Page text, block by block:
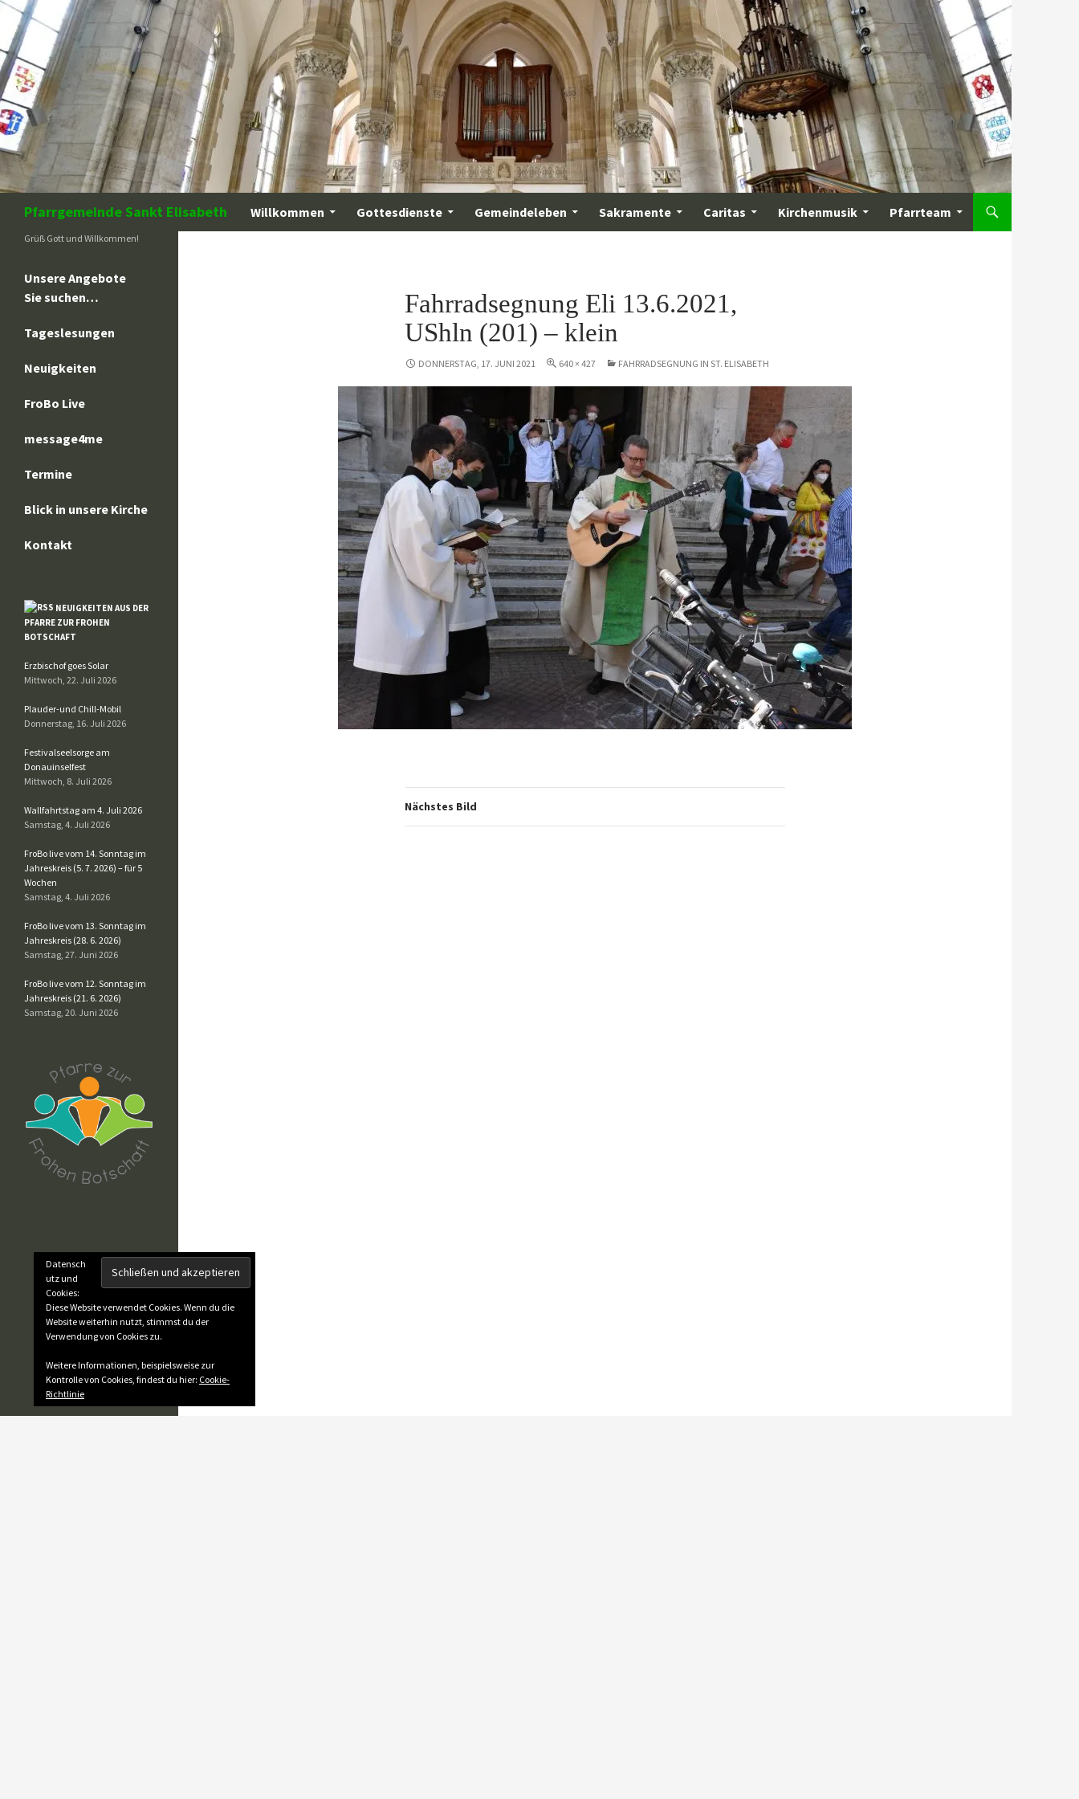
Zum
Inhalt
springen
Pfarrgemeinde Sankt Elisabeth Willkommen Gottesdienste Gemeindeleben Sakramente Caritas Kirchenmusik Pfarrteam
Fahrradsegnung Eli 13.6.2021,
UShln (201) – klein
DONNERSTAG, 17. JUNI 2021 640 × 427 FAHRRADSEGNUNG IN ST. ELISABETH
Nächstes Bild
Grüß Gott und Willkommen!
Unsere Angebote
Sie suchen…
Tageslesungen
Neuigkeiten
FroBo Live
message4me
Termine
Blick in unsere Kirche
Kontakt
NEUIGKEITEN AUS DER
PFARRE ZUR FROHEN
BOTSCHAFT
Erzbischof goes Solar
Mittwoch, 22. Juli 2026
Plauder-und Chill-Mobil
Donnerstag, 16. Juli 2026
Festivalseelsorge am
Donauinselfest
Mittwoch, 8. Juli 2026
Wallfahrtstag am 4. Juli 2026
Samstag, 4. Juli 2026
FroBo live vom 14. Sonntag im
Jahreskreis (5. 7. 2026) – für 5
Wochen
Samstag, 4. Juli 2026
FroBo live vom 13. Sonntag im
Jahreskreis (28. 6. 2026)
Samstag, 27. Juni 2026
FroBo live vom 12. Sonntag im
Jahreskreis (21. 6. 2026)
Samstag, 20. Juni 2026
Datensch
utz und
Cookies:
Diese Website verwendet Cookies. Wenn du die
Website weiterhin nutzt, stimmst du der
Verwendung von Cookies zu.
Weitere Informationen, beispielsweise zur
Kontrolle von Cookies, findest du hier: Cookie-
Richtlinie